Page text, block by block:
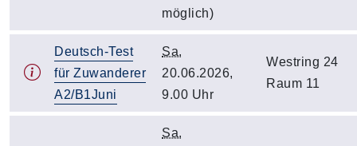
möglich)
Deutsch-Test
für Zuwanderer
A2/B1Juni
Sa.
20.06.2026,
9.00 Uhr
Westring 24
Raum 11
Sa.